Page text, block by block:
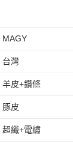
MAGY
台灣
羊皮+鑽條
豚皮
超纖+電繡